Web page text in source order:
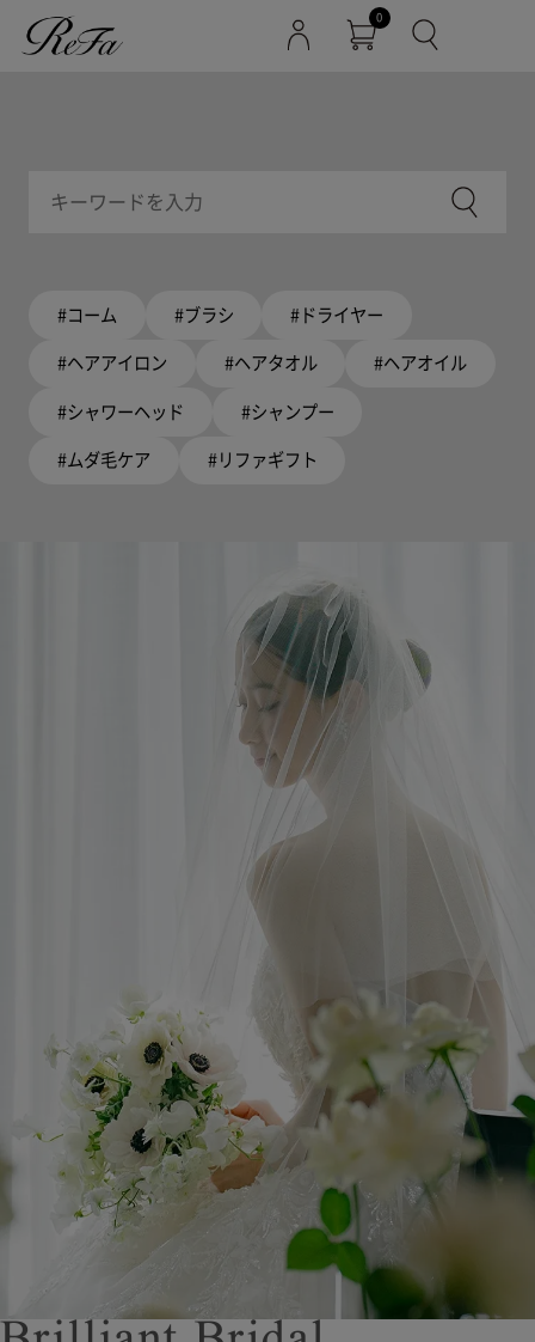
0
#コーム #ブラシ #ドライヤー
#ヘアアイロン #ヘアタオル #ヘアオイル
#シャワーヘッド #シャンプー
#ムダ毛ケア #リファギフト